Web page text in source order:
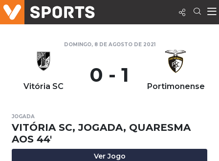
DOMINGO, 8 DE AGOSTO DE 2021
Vitória SC 0 - 1 Portimonense
JOGADA
VITÓRIA SC, JOGADA, QUARESMA
AOS 44'
Ver Jogo